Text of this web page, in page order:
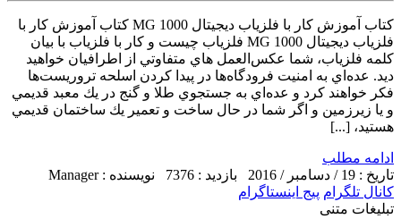
کتاب آموزش کار با فلزیاب دیجیتال MG 1000 کتاب آموزش کار با
فلزیاب دیجیتال MG 1000 فلزياب چیست و کار با فلزیاب با بیان
كلمه فلزياب، شما عكس‌العمل‌ هاي متفاوتي از اطرافیان خواهيد
ديد. عده‌اي به امنيت فرودگاه‌ها در پيدا كردن اسلحه تروريست‌ها
فكر خواهند كرد و عده‌اي به جستجوي طلا و گنج در يك معبد قديمي
و یا زیرزمین و اگر شما در حال ساخت و تعمير يك ساختمان قديمي
هستيد، [...]
ادامه مطلب
تاریخ : 19 / دسامبر / 2016
بازدید : 7376
نویسنده : Manager
کانال تلگرام پیج اینستاگرام
تبلیغات متنی